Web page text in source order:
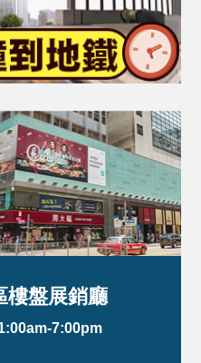
樓盤展銷廳
7:00pm